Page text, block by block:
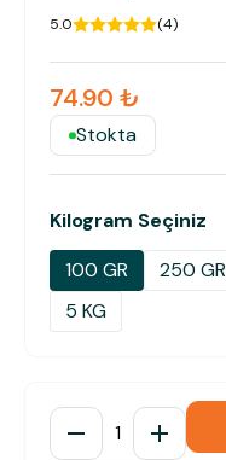
5.0 (4)
74.90 ₺
Stokta
Kilogram Seçiniz
100 GR
250 GR
5 KG
1